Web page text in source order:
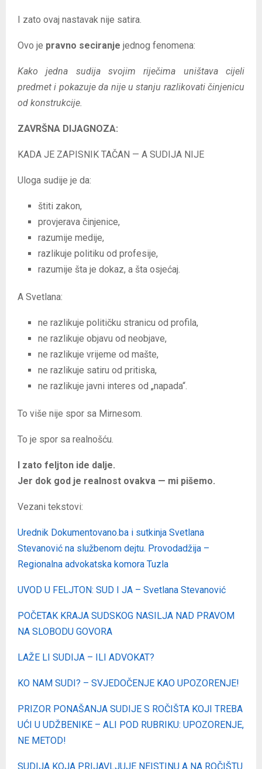
I zato ovaj nastavak nije satira.
Ovo je pravno seciranje jednog fenomena:
Kako jedna sudija svojim riječima uništava cijeli
predmet i pokazuje da nije u stanju razlikovati činjenicu
od konstrukcije.
ZAVRŠNA DIJAGNOZA:
KADA JE ZAPISNIK TAČAN — A SUDIJA NIJE
Uloga sudije je da:
štiti zakon,
provjerava činjenice,
razumije medije,
razlikuje politiku od profesije,
razumije šta je dokaz, a šta osjećaj.
A Svetlana:
ne razlikuje političku stranicu od profila,
ne razlikuje objavu od neobjave,
ne razlikuje vrijeme od mašte,
ne razlikuje satiru od pritiska,
ne razlikuje javni interes od „napada“.
To više nije spor sa Mirnesom.
To je spor sa realnošću.
I zato feljton ide dalje.
Jer dok god je realnost ovakva — mi pišemo.
Vezani tekstovi:
Urednik Dokumentovano.ba i sutkinja Svetlana
Stevanović na službenom dejtu. Provodadžija –
Regionalna advokatska komora Tuzla
UVOD U FELJTON: SUD I JA – Svetlana Stevanović
POČETAK KRAJA SUDSKOG NASILJA NAD PRAVOM
NA SLOBODU GOVORA
LAŽE LI SUDIJA – ILI ADVOKAT?
KO NAM SUDI? – SVJEDOČENJE KAO UPOZORENJE!
PRIZOR PONAŠANJA SUDIJE S ROČIŠTA KOJI TREBA
UĆI U UDŽBENIKE – ALI POD RUBRIKU: UPOZORENJE,
NE METOD!
SUDIJA KOJA PRIJAVLJUJE NEISTINU A NA ROČIŠTU